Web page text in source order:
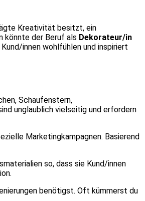
Kreativität besitzt, ein
könnte der Beruf als Dekorateur/in
innen wohlfühlen und inspiriert
Schaufenstern,
unglaublich vielseitig und erfordern
Marketingkampagnen. Basierend
so, dass sie Kund/innen
benötigst. Oft kümmerst du